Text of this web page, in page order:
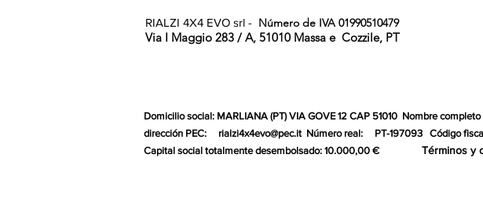
RIALZI 4X4 EVO srl - Número de IVA 01990510479
Via I Maggio 283 / A, 51010 Massa e Cozzile, PT
Domicilio social: MARLIANA (PT) VIA GOVE 12 CAP 51010 Nombre completo
dirección PEC:
rialzi4x4evo@pec.it Número real: PT-197093 Código
Capital social totalmente desembolsado: 10.000,00 €
Términos y